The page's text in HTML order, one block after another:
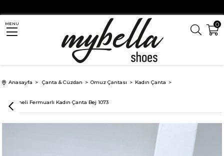
MENU 0
Anasayfa Çanta & Cüzdan Omuz Çantası Kadın Çanta
Kapitoneli Fermuarlı Kadın Çanta Bej 1073